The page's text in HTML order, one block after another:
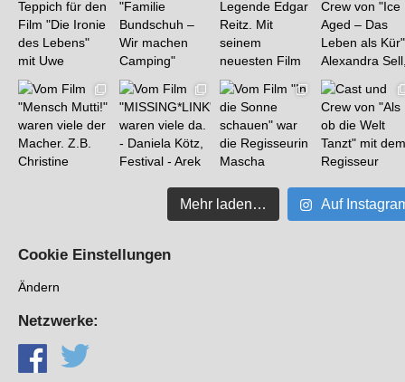
Mehr laden… Auf
Cookie Einstellungen
Ändern
Netzwerke: